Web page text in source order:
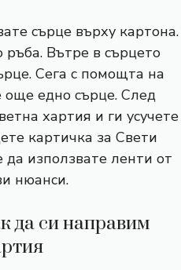
сърце върху картона.
Вътре в сърцето
Сега с помощта на
още едно сърце. След
хартия и ги усучете
картичка за Свети
използвате ленти от
нюанси.
да си направим